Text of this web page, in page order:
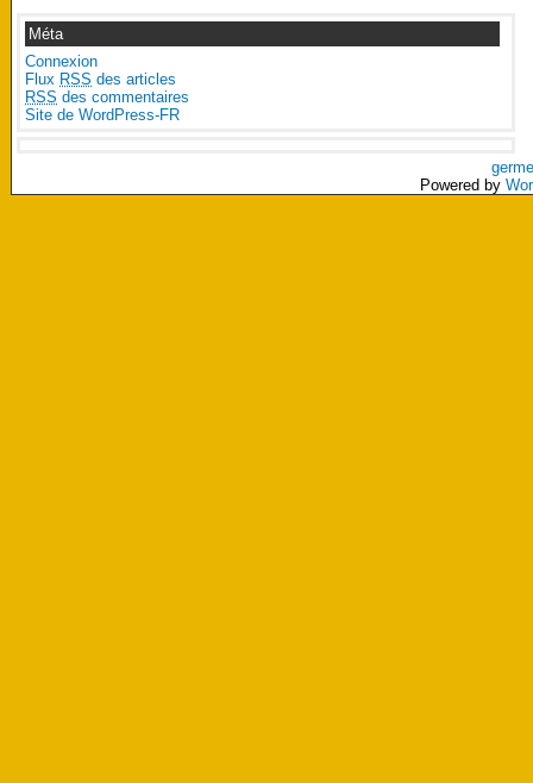
Méta
Connexion
Flux RSS des articles
RSS des commentaires
Site de WordPress-FR
Powered by